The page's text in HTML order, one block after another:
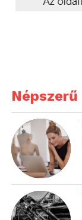
Népszerű